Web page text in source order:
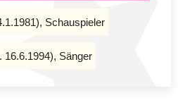
Schauspieler
16.6.1994), Sänger